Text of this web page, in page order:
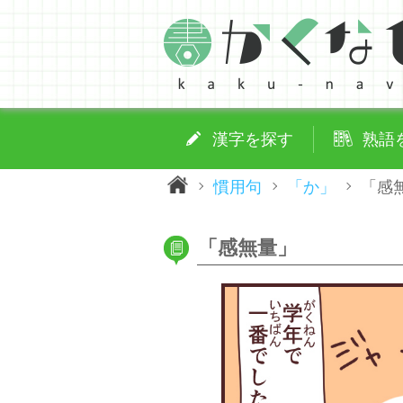
漢字を探す 熟語
慣用句 「か」 「感
「感無量」